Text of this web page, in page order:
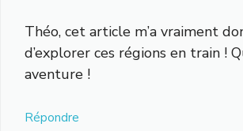
Théo, cet article m’a vraiment
d’explorer ces régions en train !
aventure !
Répondre